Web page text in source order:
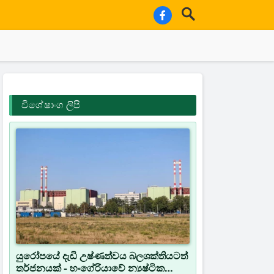
විශේෂාංග ලිපි
යුරෝපයේ දැඩි උෂ්ණත්වය බලශක්තියටත්
තර්ජනයක් - හංගේරියාවේ න්‍යෂ්ටික